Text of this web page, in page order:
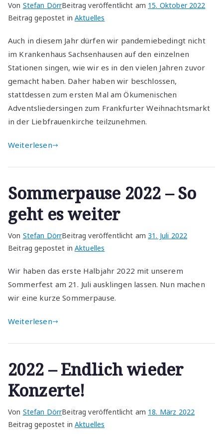
Von Stefan DörrBeitrag veröffentlicht am 15. Oktober 2022
Beitrag gepostet inAktuelles
Auch in diesem Jahr dürfen wir pandemiebedingt nicht
im Krankenhaus Sachsenhausen auf den einzelnen
Stationen singen, wie wir es in den vielen Jahren zuvor
gemacht haben. Daher haben wir beschlossen,
stattdessen zum ersten Mal am Ökumenischen
Adventsliedersingen zum Frankfurter Weihnachtsmarkt
in der Liebfrauenkirche teilzunehmen.
Weiterlesen
Sommerpause 2022 – So
geht es weiter
Von Stefan DörrBeitrag veröffentlicht am31. Juli 2022
Beitrag gepostet inAktuelles
Wir haben das erste Halbjahr 2022 mit unserem
Sommerfest am 21. Juli ausklingen lassen. Nun machen
wir eine kurze Sommerpause.
Weiterlesen
2022 – Endlich wieder
Konzerte!
Von Stefan DörrBeitrag veröffentlicht am 18. März 2022
Beitrag gepostet inAktuelles